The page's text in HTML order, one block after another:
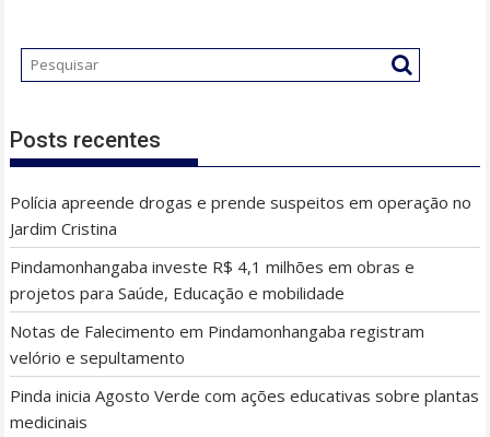
Posts recentes
Polícia apreende drogas e prende suspeitos em operação no
Jardim Cristina
Pindamonhangaba investe R$ 4,1 milhões em obras e
projetos para Saúde, Educação e mobilidade
Notas de Falecimento em Pindamonhangaba registram
velório e sepultamento
Pinda inicia Agosto Verde com ações educativas sobre plantas
medicinais